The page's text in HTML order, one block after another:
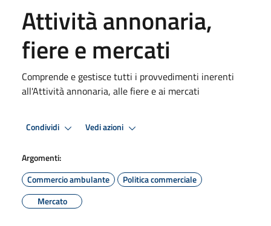
Attività annonaria,
fiere e mercati
Comprende e gestisce tutti i provvedimenti inerenti
all'Attività annonaria, alle fiere e ai mercati
Condividi Vedi azioni
Argomenti:
Commercio ambulante
Politica commerciale
Mercato